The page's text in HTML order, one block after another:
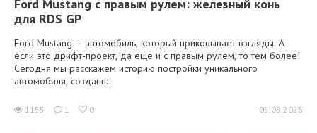
Ford Mustang с правым рулем: железный конь
для RDS GP
Ford Mustang – автомобиль, который приковывает взгляды. А
если это дрифт-проект, да еще и с правым рулем, то тем более!
Сегодня мы расскажем историю постройки уникального
автомобиля, созданн...
1155 1 0 05.08.2026